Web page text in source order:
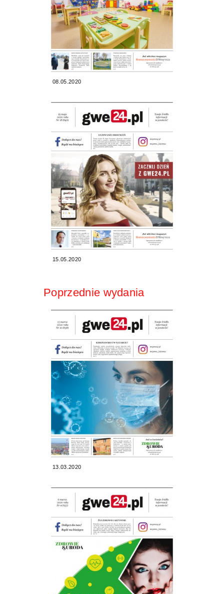
08.05.2020
15.05.2020
Poprzednie wydania
13.03.2020